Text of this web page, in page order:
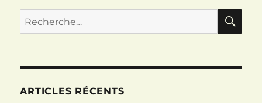
Recherche
pour :
ARTICLES RÉCENTS